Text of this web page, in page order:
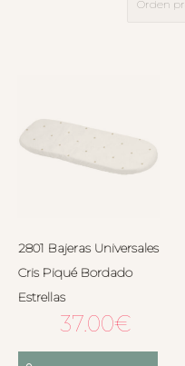
2801 Bajeras Universales
Cris Piqué Bordado
Estrellas
37.00€